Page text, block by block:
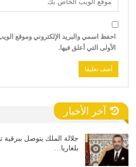
احفظ اسمي والبريد الإلكتروني وموقع
الأولى التي أعلق فيها.
آخر الأخبار
جلالة الملك يتوصل
بلغاريا…